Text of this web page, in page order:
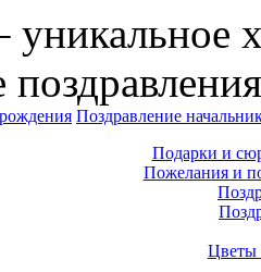
Поздравление
Подарки и
Пожелания и
Цветы